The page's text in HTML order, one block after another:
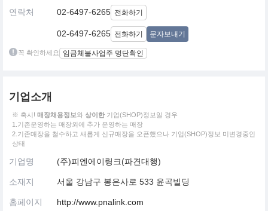
연락처 02-6497-6265 전화하기
02-6497-6265 전화하기 문자보내기
꼭 확인하세요 임금체불사업주 명단확인
기업소개
※ 혹시! 매장채용정보와 상이한 기업(SHOP)정보일 경우
1.기존운영하는 매장외에 추가 운영하는 매장
2.기존매장을 철수하고 새롭게 신규매장을 오픈했으나 기업(SHOP)정보 미변경중인
상태
기업명 (주)피엔에이링크(파견대행)
소재지 서울 강남구 봉은사로 533 윤곡빌딩
홈페이지 http://www.pnalink.com